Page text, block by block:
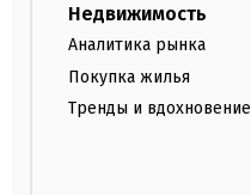
Недвижимость
Аналитика рынка
Покупка жилья
Тренды и вдохновение